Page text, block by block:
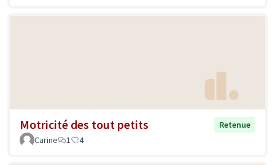
Motricité des tout petits
Retenue
Carine
1 4